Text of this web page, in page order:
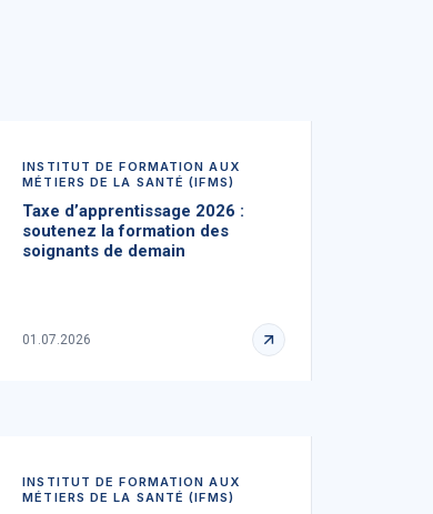
INSTITUT DE FORMATION AUX
MÉTIERS DE LA SANTÉ (IFMS)
Taxe d’apprentissage 2026 :
soutenez la formation des
soignants de demain
01.07.2026
INSTITUT DE FORMATION AUX
MÉTIERS DE LA SANTÉ (IFMS)